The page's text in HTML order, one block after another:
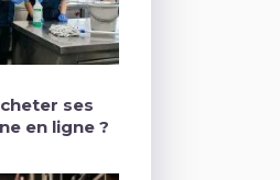
ses
en ligne ?